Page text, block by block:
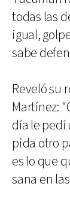
todas las
igual,
sabe
Reveló su
Martínez:
día le pedí
pida otro
es lo que
sana en